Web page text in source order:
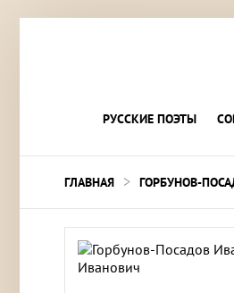
РУССКИЕ ПОЭТЫ
ГЛАВНАЯ > ГОРБУНОВ-